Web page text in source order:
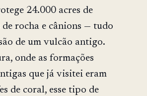
24.000 acres de
rocha e cânions — tudo
de um vulcão antigo.
onde as formações
que já visitei eram
de coral, esse tipo de